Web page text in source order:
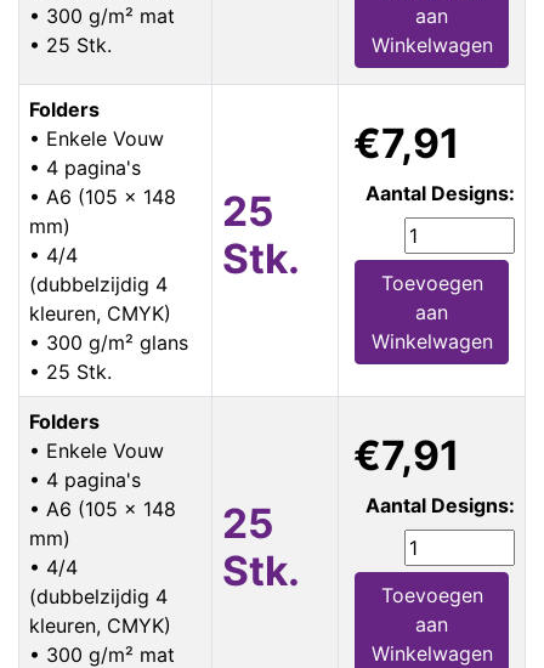
• 300 g/m² mat
• 25 Stk.
aan
Winkelwagen
Folders
• Enkele Vouw
• 4 pagina's
• A6 (105 x 148
mm)
• 4/4
(dubbelzijdig 4
kleuren, CMYK)
• 300 g/m² glans
• 25 Stk.
25
Stk.
€7,91
Aantal Designs:
Toevoegen
aan
Winkelwagen
Folders
• Enkele Vouw
• 4 pagina's
• A6 (105 x 148
mm)
• 4/4
(dubbelzijdig 4
kleuren, CMYK)
• 300 g/m² mat
25
Stk.
€7,91
Aantal Designs:
Toevoegen
aan
Winkelwagen